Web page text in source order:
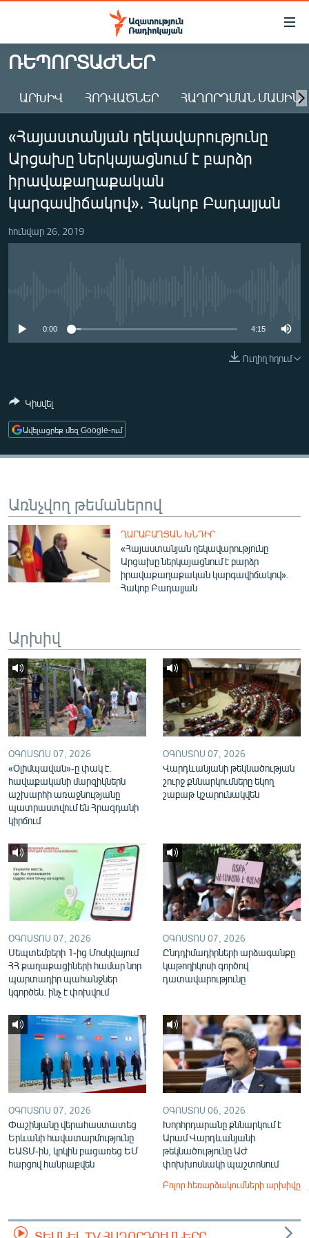
Մատչելիության
Անցնել
հիմնական
Անցնել
հիմնական
մենյուին
Որոնում
ԱԶԱՏՈՒԹՅՈՒՆ TV
ՀԱՅԱՍՏԱՆ
ԸՆՏՐՈՒԹՅՈՒՆՆԵՐ 2026
ԻՐԱՎՈՒՆՔ
ՀԱՍԱՐԱԿՈՒԹՅՈՒՆ
ՂԱՐԱԲԱՂ
ՄԻՋԱԶԳԱՅԻՆ
ՄՇԱԿՈՒՅԹ
ՄԵԿՆԱԲԱՆՈՒԹՅՈՒՆ
ՏՏ ԵՒ ԻՆՏԵՐՆԵՏ
ԲԱՆԱՎԵՃ
ՁԳՏԵԼՈՎ ԼԱՎԱԳՈՒՅՆԻՆ
ՓՈԴՔԱՍԹ
English
Русский
ՀԵՏԵՎԵՔ ՄԵԶ
«Ազատության» բոլոր կայքերը
ՌԵՊՈՐՏԱԺՆԵՐ
ԱՐԽԻՎ ՀՈԴՎԱԾՆԵՐ ՀԱՂՈՐԴՄԱՆ ՄԱՍԻՆ
«Հայաստանյան ղեկավարությունը
Արցախը ներկայացնում է բարձր
իրավաքաղաքական
կարգավիճակով». Հակոբ Բադալյան
հունվար 26, 2019
0:00 4:15
Ուղիղ հղում
Կիսվել
Ավելացրեք մեզ Google-ում
Առնչվող թեմաներով
ՂԱՐԱԲԱՂՅԱՆ ԽՆԴԻՐ
«Հայաստանյան ղեկավարությունը
Արցախը ներկայացնում է բարձր
իրավաքաղաքական կարգավիճակով».
Հակոբ Բադալյան
Արխիվ
ՕԳՈՍՏՈՍ 07, 2026
«Օլիմպավան»-ը փակ է.
հավաքականի մարզիկներն
աշխարհի առաջնությանը
պատրաստվում են Հրազդանի
կիրճում
ՕԳՈՍՏՈՍ 07, 2026
Վարդևանյանի թեկնածության
շուրջ քննարկումները եկող
շաբաթ կշարունակվեն
ՕԳՈՍՏՈՍ 07, 2026
Սեպտեմբերի 1-ից Մոսկվայում
ՀՀ քաղաքացիների համար նոր
պարտադիր պահանջներ
կգործեն. ինչ է փոխվում
ՕԳՈՍՏՈՍ 07, 2026
Ընդդիմադիրների արձագանքը
կաթողիկոսի գործով
դատավարությունը
ՕԳՈՍՏՈՍ 07, 2026
Փաշինյանը վերահաստատեց
Երևանի հավատարմությունը
ԵԱՏՄ-ին, կրկին բացառեց ԵՄ
հարցով հանրաքվեն
ՕԳՈՍՏՈՍ 06, 2026
Խորհրդարանը քննարկում է
Արամ Վարդևանյանի
թեկնածությունը ԱԺ
փոխխոսնակի պաշտոնում
Բոլոր հեռարձակումների արխիվը